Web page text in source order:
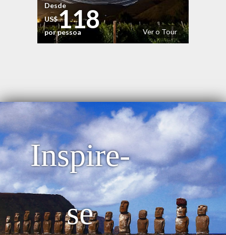
Ver o Tour
Desde
US$118
por pessoa
Inspire-
se